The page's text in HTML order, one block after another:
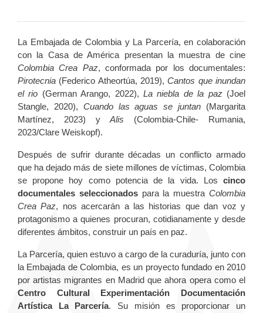
La Embajada de Colombia y La Parcería, en colaboración
con la Casa de América presentan la muestra de cine
Colombia Crea Paz, conformada por los documentales:
Pirotecnia (Federico Atheortúa, 2019),Cantos que inundan
el rio (German Arango, 2022),La niebla de la paz(Joel
Stangle, 2020), Cuando las aguas se juntan (Margarita
Martínez, 2023) yAlis (Colombia-Chile- Rumania,
2023/Clare Weiskopf).
Después de sufrir durante décadas un conflicto armado
que ha dejado más de siete millones de víctimas, Colombia
se propone hoy como potencia de la vida. Los cinco
documentales seleccionadospara la muestraColombia
Crea Paz, nos acercarán a las historias que dan voz y
protagonismo a quienes procuran, cotidianamente y desde
diferentes ámbitos, construir un país en paz.
La Parcería, quien estuvo a cargo de la curaduría, junto con
la Embajada de Colombia, es un proyecto fundado en 2010
por artistas migrantes en Madrid que ahora opera como el
Centro Cultural Experimentación Documentación
Artística La Parcería. Su misión es proporcionar un